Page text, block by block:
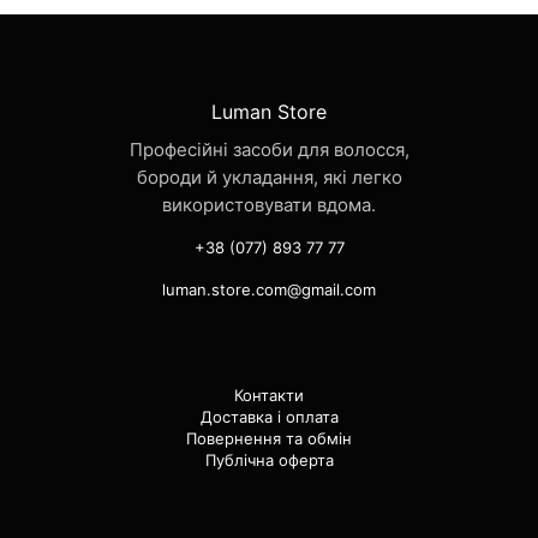
Luman Store
Професійні засоби для волосся,
бороди й укладання, які легко
використовувати вдома.
+38 (077) 893 77 77
luman.store.com@gmail.com
Контакти
Доставка і оплата
Повернення та обмін
Публічна оферта